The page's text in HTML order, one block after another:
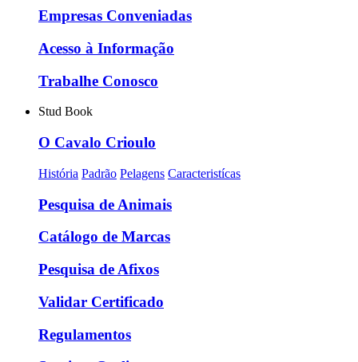
Empresas Conveniadas
Acesso à Informação
Trabalhe Conosco
Stud Book
O Cavalo Crioulo
História Padrão Pelagens Caracteristícas
Pesquisa de Animais
Catálogo de Marcas
Pesquisa de Afixos
Validar Certificado
Regulamentos